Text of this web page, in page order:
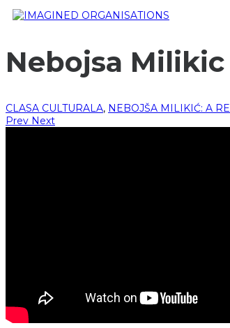
Nebojsa Milikic
CLASA CULTURALA, NEBOJŠA MILIKIĆ: A
Prev Next